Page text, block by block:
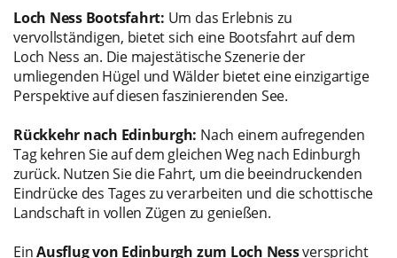
Loch Ness Bootsfahrt: Um das Erlebnis zu
vervollständigen, bietet sich eine Bootsfahrt auf dem
Loch Ness an. Die majestätische Szenerie der
umliegenden Hügel und Wälder bietet eine einzigartige
Perspektive auf diesen faszinierenden See.
Rückkehr nach Edinburgh: Nach einem aufregenden
Tag kehren Sie auf dem gleichen Weg nach Edinburgh
zurück. Nutzen Sie die Fahrt, um die beeindruckenden
Eindrücke des Tages zu verarbeiten und die schottische
Landschaft in vollen Zügen zu genießen.
EinAusflug von Edinburgh zum Loch Nessverspricht